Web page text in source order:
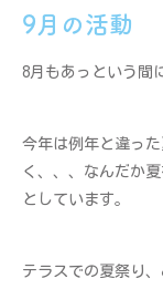
9月の活動
8月もあっという間
今年は例年と違っ
く、、、なんだか
としています。
テラスでの夏祭り